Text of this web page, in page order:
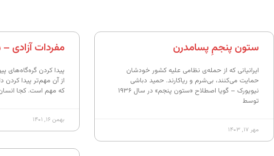
ستون پنجمِ پسامدرن
ایرانیانی که از حمله‌ی نظامی علیه کشور خودشان
حمایت می‌کنند، بی‌شرم و ریاکارند. حمید دباشی
نیویورک – گویا اصطلاح «ستون پنجم» در سال ۱۹۳۶
توسط
مهر ۱۷, ۱۴۰۳
مفردات آزادی – ۱۵
پیدا کردن گره‌گاه‌های
از آن مهم‌تر پیدا
که مهم است. کجا
بهمن ۱۶, ۱۴۰۱